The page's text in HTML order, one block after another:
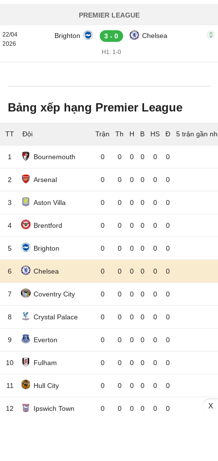
PREMIER LEAGUE
22/04
2026
Brighton 3 - 0 Chelsea
H1: 1-0
Bảng xếp hạng Premier League
TT Đội 5 trận gần
1 Bournemouth 0 0 0 0 0 0
2 Arsenal 0 0 0 0 0 0
3 Aston Villa 0 0 0 0 0 0
4 Brentford 0 0 0 0 0 0
5 Brighton 0 0 0 0 0 0
6 Chelsea 0 0 0 0 0 0
7 Coventry City 0 0 0 0 0 0
8 Crystal Palace 0 0 0 0 0 0
9 Everton 0 0 0 0 0 0
10 Fulham 0 0 0 0 0 0
11 Hull City 0 0 0 0 0 0
12 Ipswich Town 0 0 0 0 0 0 X